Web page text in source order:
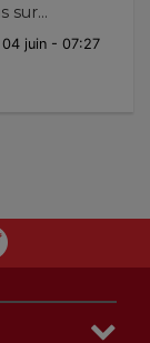
sur...
04 juin - 07:27